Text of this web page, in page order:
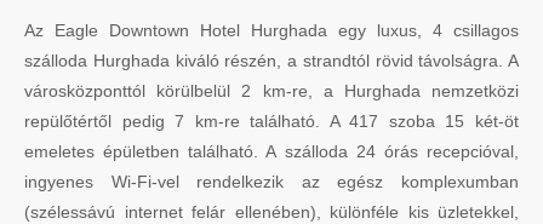
Az Eagle Downtown Hotel Hurghada egy luxus, 4 csillagos
szálloda Hurghada kiváló részén, a strandtól rövid távolságra. A
városközponttól körülbelül 2 km-re, a Hurghada nemzetközi
repülőtértől pedig 7 km-re található. A 417 szoba 15 két-öt
emeletes épületben található. A szálloda 24 órás recepcióval,
ingyenes Wi-Fi-vel rendelkezik az egész komplexumban
(szélessávú internet felár ellenében), különféle kis üzletekkel,